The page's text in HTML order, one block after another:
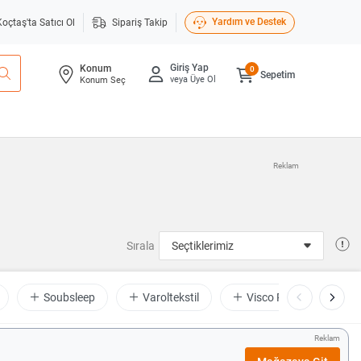
Satıcı Ol Sipariş Takip Yardım ve Destek
Konum
Konum Seç
Giriş Yap
veya Üye Ol Sepetim
0
Reklam
Sırala
Soubsleep Varoltekstil Visco Planet Global
Reklam